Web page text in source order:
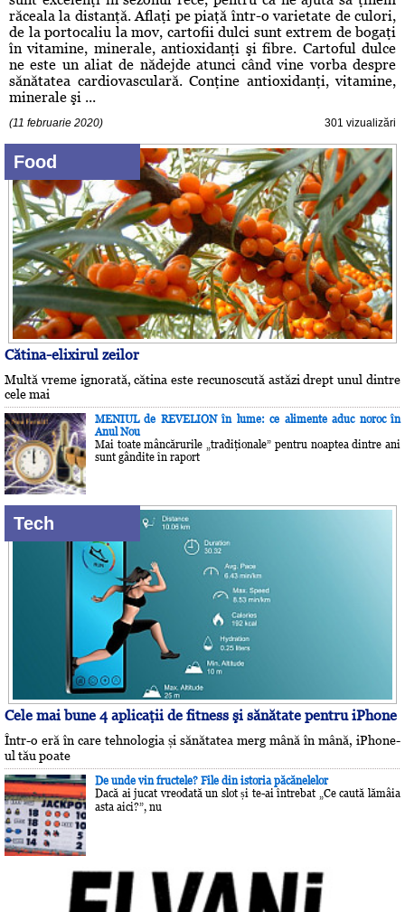
răceala la distanţă. Aflaţi pe piaţă într-o varietate de culori,
de la portocaliu la mov, cartofii dulci sunt extrem de bogaţi
în vitamine, minerale, antioxidanţi şi fibre. Cartoful dulce
ne este un aliat de nădejde atunci când vine vorba despre
sănătatea cardiovasculară. Conţine antioxidanţi, vitamine,
minerale şi ...
(11 februarie 2020) 301 vizualizări
Food
Cătina-elixirul zeilor
Multă vreme ignorată, cătina este recunoscută astăzi drept unul dintre
cele mai
MENIUL de REVELION în lume: ce alimente aduc noroc în
Anul Nou
Mai toate mâncărurile „tradiţionale” pentru noaptea dintre ani
sunt gândite în raport
Tech
Cele mai bune 4 aplicaţii de fitness şi sănătate pentru iPhone
Într-o eră în care tehnologia și sănătatea merg mână în mână, iPhone-
ul tău poate
De unde vin fructele? File din istoria păcănelelor
Dacă ai jucat vreodată un slot și te-ai întrebat „Ce caută lămâia
asta aici?”, nu